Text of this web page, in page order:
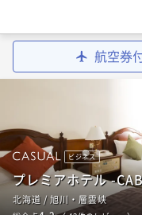
航空券
ビジネス
プレミアホテル -
北海道 / 旭川・層雲峡